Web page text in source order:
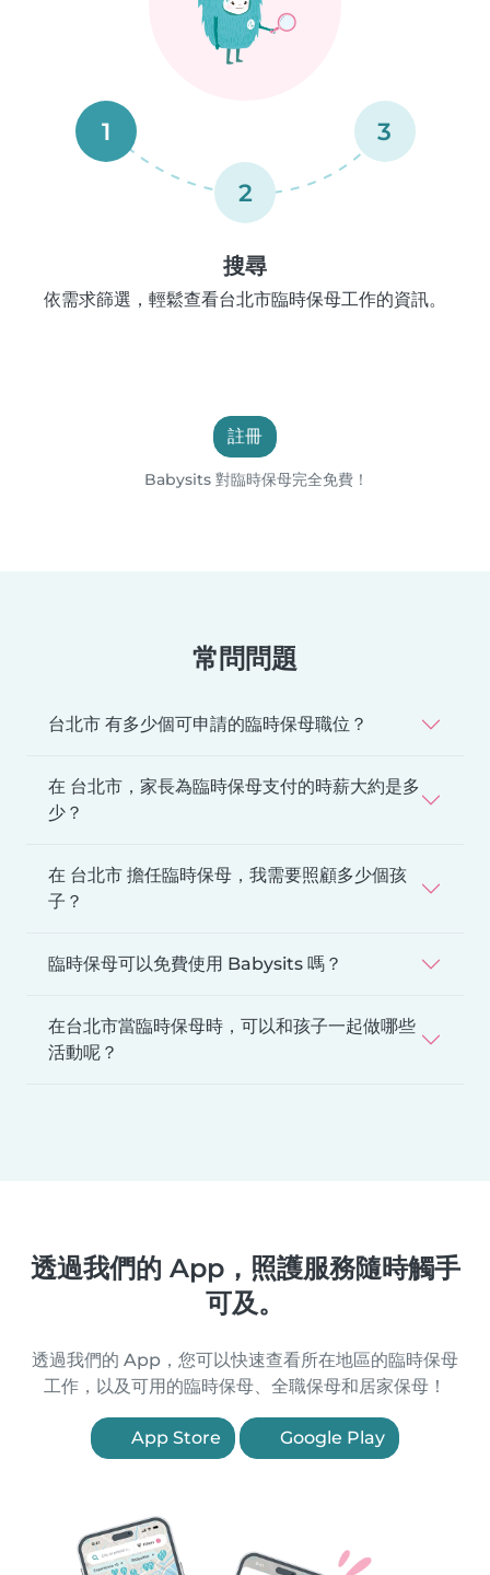
1
2
3
搜尋
依需求篩選，輕鬆查看台北市臨時保母工作的資訊。
註冊
Babysits 對臨時保母完全免費！
常問問題
台北市 有多少個可申請的臨時保母職位？
在 台北市，家長為臨時保母支付的時薪大約是多
少？
在 台北市 擔任臨時保母，我需要照顧多少個孩
子？
臨時保母可以免費使用 Babysits 嗎？
在台北市當臨時保母時，可以和孩子一起做哪些
活動呢？
透過我們的 App，照護服務隨時觸手
可及。
透過我們的 App，您可以快速查看所在地區的臨時保母
工作，以及可用的臨時保母、全職保母和居家保母！
App Store Google Play